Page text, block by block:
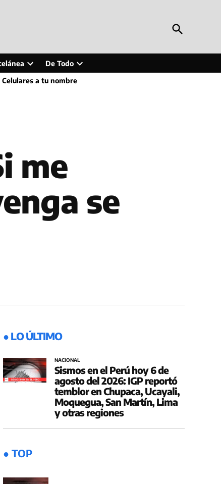
Open
Search
Open
dropdown
De Todo
Open
Celulares a tu nombre
me
se
● LO ÚLTIMO
NACIONAL
Sismos en el Perú hoy 6 de
agosto del 2026: IGP reportó
temblor en Chupaca, Ucayali,
Moquegua, San Martín, Lima
y otras regiones
● TOP